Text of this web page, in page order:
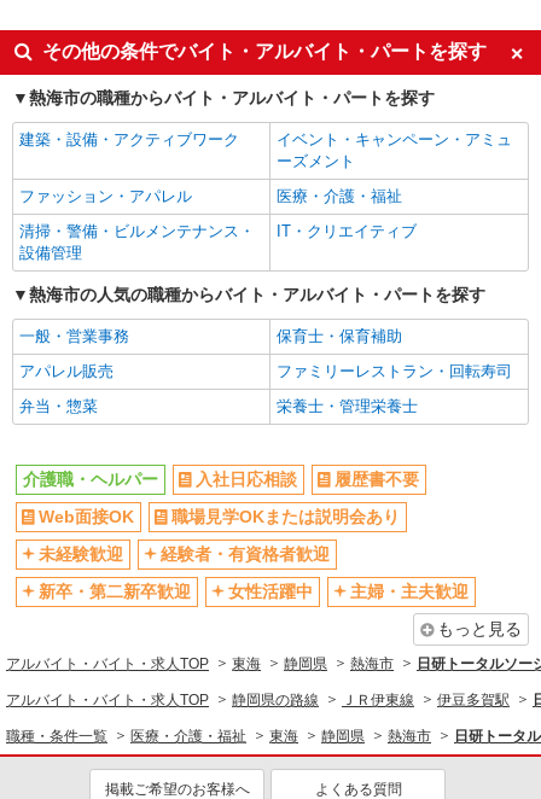
未経験歓迎
ミドル（40代～）活躍中
週2～3日勤務OK
深夜
交通費支給
社会保険あり
その他の条件でバイト・アルバイト・パートを探す
熱海市の職種からバイト・アルバイト・パートを探す
建築・設備・アクティブワーク
イベント・キャンペーン・アミュ
ーズメント
ファッション・アパレル
医療・介護・福祉
清掃・警備・ビルメンテナンス・
設備管理
IT・クリエイティブ
熱海市の人気の職種からバイト・アルバイト・パートを探す
一般・営業事務
保育士・保育補助
アパレル販売
ファミリーレストラン・回転寿司
弁当・惣菜
栄養士・管理栄養士
介護職・ヘルパー 入社日応相談
履歴書不要
Web面接OK
職場見学OKまたは説明会あり
未経験歓迎
経験者・有資格者歓迎
新卒・第二新卒歓迎
女性活躍中
主婦・主夫歓迎
もっと見る
アルバイト・バイト・求人TOP 東海 静岡県 熱海市 日研トータルソ
アルバイト・バイト・求人TOP 静岡県の路線 ＪＲ伊東線 伊豆多賀駅
職種・条件一覧 医療・介護・福祉 東海 静岡県 熱海市 日研トータ
掲載ご希望のお客様へ よくある質問